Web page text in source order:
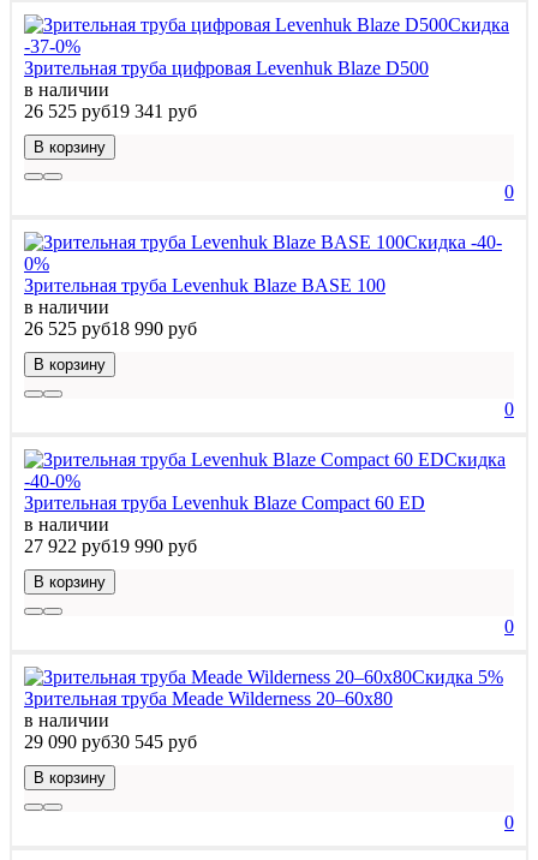
Скидка
-37-0%
Зрительная труба цифровая Levenhuk Blaze D500
в наличии
26 525 руб19 341 руб
В корзину
0
Скидка -40-
0%
Зрительная труба Levenhuk Blaze BASE 100
в наличии
26 525 руб18 990 руб
В корзину
0
Скидка
-40-0%
Зрительная труба Levenhuk Blaze Compact 60 ED
в наличии
27 922 руб19 990 руб
В корзину
0
Скидка 5%
Зрительная труба Meade Wilderness 20–60x80
в наличии
29 090 руб30 545 руб
В корзину
0